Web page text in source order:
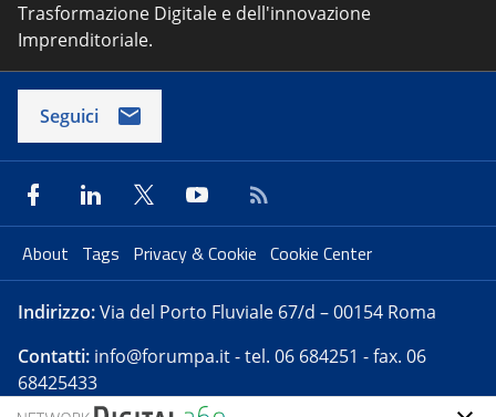
Trasformazione Digitale e dell'innovazione
Imprenditoriale.
Seguici
About Tags Privacy & Cookie Cookie Center
Indirizzo:Via del Porto Fluviale 67/d – 00154 Roma
Contatti: info@forumpa.it- tel. 06 684251 - fax. 06
68425433